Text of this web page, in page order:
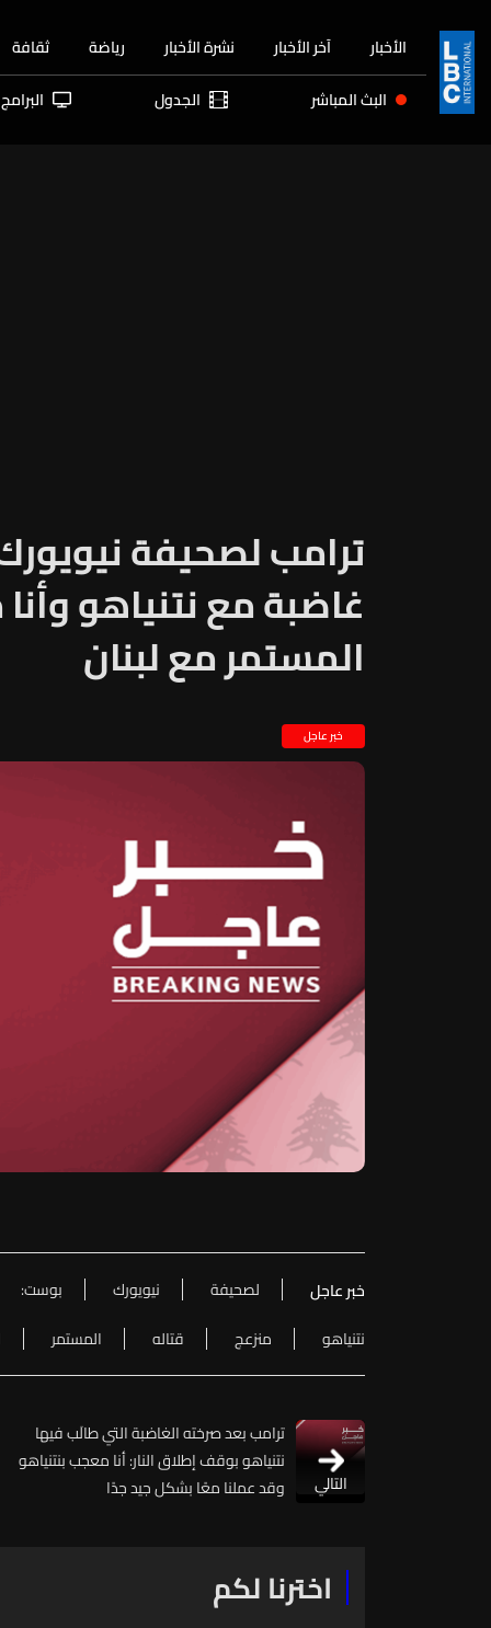
الأخبار آخر الأخبار نشرة الأخبار رياضة ثقافة
البث المباشر الجدول البرامج
ترامب لصحيفة
غاضبة مع نتنياهو
المستمر مع لبنان
خبر عاجل
خبر عاجل لصحيفة نيويورك بوست:
نتنياهو
منزعج قتاله المستمر
التالي
ترامب بعد صرخته الغاضبة التي طالَب فيها
نتنياهو بوقف إطلاق النار: أنا معجب بنتنياهو
وقد عملنا معًا بشكل جيد جدًا
اخترنا لكم